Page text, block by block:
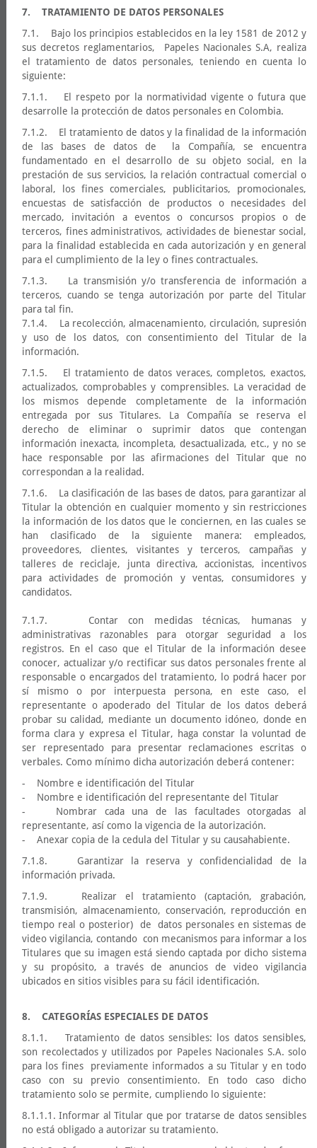
7. TRATAMIENTO DE DATOS PERSONALES
7.1. Bajo los principios establecidos en la ley 1581 de 2012 y
sus decretos reglamentarios, Papeles Nacionales S.A, realiza
el tratamiento de datos personales, teniendo en cuenta lo
siguiente:
7.1.1. El respeto por la normatividad vigente o futura que
desarrolle la protección de datos personales en Colombia.
7.1.2. El tratamiento de datos y la finalidad de la información
de las bases de datos de la Compañía, se encuentra
fundamentado en el desarrollo de su objeto social, en la
prestación de sus servicios, la relación contractual comercial o
laboral, los fines comerciales, publicitarios, promocionales,
encuestas de satisfacción de productos o necesidades del
mercado, invitación a eventos o concursos propios o de
terceros, fines administrativos, actividades de bienestar social,
para la finalidad establecida en cada autorización y en general
para el cumplimiento de la ley o fines contractuales.
7.1.3. La transmisión y/o transferencia de información a
terceros, cuando se tenga autorización por parte del Titular
para tal fin.
7.1.4. La recolección, almacenamiento, circulación, supresión
y uso de los datos, con consentimiento del Titular de la
información.
7.1.5. El tratamiento de datos veraces, completos, exactos,
actualizados, comprobables y comprensibles. La veracidad de
los mismos depende completamente de la información
entregada por sus Titulares. La Compañía se reserva el
derecho de eliminar o suprimir datos que contengan
información inexacta, incompleta, desactualizada, etc., y no se
hace responsable por las afirmaciones del Titular que no
correspondan a la realidad.
7.1.6. La clasificación de las bases de datos, para garantizar al
Titular la obtención en cualquier momento y sin restricciones
la información de los datos que le conciernen, en las cuales se
han clasificado de la siguiente manera: empleados,
proveedores, clientes, visitantes y terceros, campañas y
talleres de reciclaje, junta directiva, accionistas, incentivos
para actividades de promoción y ventas, consumidores y
candidatos.
7.1.7. Contar con medidas técnicas, humanas y
administrativas razonables para otorgar seguridad a los
registros. En el caso que el Titular de la información desee
conocer, actualizar y/o rectificar sus datos personales frente al
responsable o encargados del tratamiento, lo podrá hacer por
sí mismo o por interpuesta persona, en este caso, el
representante o apoderado del Titular de los datos deberá
probar su calidad, mediante un documento idóneo, donde en
forma clara y expresa el Titular, haga constar la voluntad de
ser representado para presentar reclamaciones escritas o
verbales. Como mínimo dicha autorización deberá contener:
- Nombre e identificación del Titular
- Nombre e identificación del representante del Titular
- Nombrar cada una de las facultades otorgadas al
representante, así como la vigencia de la autorización.
- Anexar copia de la cedula del Titular y su causahabiente.
7.1.8. Garantizar la reserva y confidencialidad de la
información privada.
7.1.9. Realizar el tratamiento (captación, grabación,
transmisión, almacenamiento, conservación, reproducción en
tiempo real o posterior) de datos personales en sistemas de
video vigilancia, contando con mecanismos para informar a los
Titulares que su imagen está siendo captada por dicho sistema
y su propósito, a través de anuncios de video vigilancia
ubicados en sitios visibles para su fácil identificación.
8. CATEGORÍAS ESPECIALES DE DATOS
8.1.1. Tratamiento de datos sensibles: los datos sensibles,
son recolectados y utilizados por Papeles Nacionales S.A. solo
para los fines previamente informados a su Titular y en todo
caso con su previo consentimiento. En todo caso dicho
tratamiento solo se permite, cumpliendo lo siguiente:
8.1.1.1. Informar al Titular que por tratarse de datos sensibles
no está obligado a autorizar su tratamiento.